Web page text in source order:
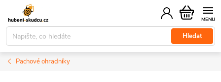
obsah
Hledat
Nákupní
košík
Pachové ohradníky